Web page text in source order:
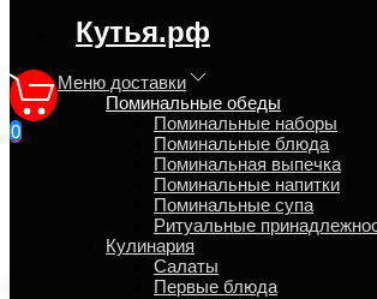
регион доставки:
Московская область
Кутья.рф
Меню доставки
Поминальные обеды
Поминальные наборы
Поминальные блюда
Поминальная выпечка
Поминальные напитки
Поминальные супа
Ритуальные
Кулинария
Салаты
Первые блюда
0
Традиционный
Поминальные обеды